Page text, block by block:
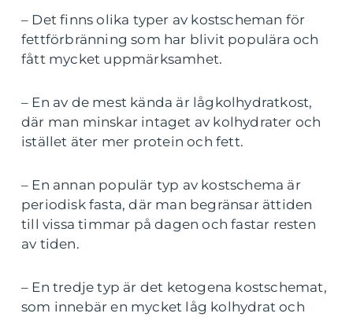
– Det finns olika typer av kostscheman för
fettförbränning som har blivit populära och
fått mycket uppmärksamhet.
– En av de mest kända är lågkolhydratkost,
där man minskar intaget av kolhydrater och
istället äter mer protein och fett.
– En annan populär typ av kostschema är
periodisk fasta, där man begränsar ättiden
till vissa timmar på dagen och fastar resten
av tiden.
– En tredje typ är det ketogena kostschemat,
som innebär en mycket låg kolhydrat och